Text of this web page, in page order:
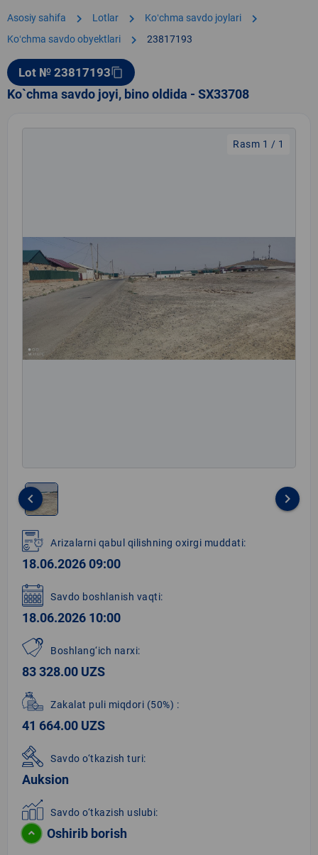
Asosiy sahifa chevron_right Lotlar chevron_right Koʻchma savdo joylari chevron_right
Koʻchma savdo obyektlari chevron_right 23817193
Lot № 23817193content_copy
Ko`chma savdo joyi, bino oldida - SX33708
Rasm 1 / 1
1
of
1
keyboard_arrow_left keyboard_arrow_right
Arizalarni qabul qilishning oxirgi muddati:
18.06.2026 09:00
Savdo boshlanish vaqti:
18.06.2026 10:00
Boshlang‘ich narxi:
83 328.00 UZS
Zakalat puli miqdori (50%) :
41 664.00 UZS
Savdo o‘tkazish turi:
Auksion
Savdo o‘tkazish uslubi:
Oshirib borish